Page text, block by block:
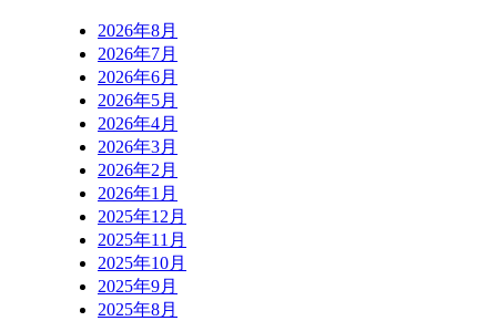
2026年8月
2026年7月
2026年6月
2026年5月
2026年4月
2026年3月
2026年2月
2026年1月
2025年12月
2025年11月
2025年10月
2025年9月
2025年8月